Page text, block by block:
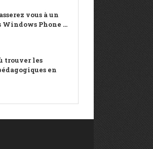
vous à un
Windows Phone ...
trouver les
en